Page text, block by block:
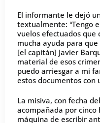
El informante le dejó
textualmente: “Tengo
vuelos efectuados que
mucha ayuda para
[el capitán] Javier
material de esos
puedo arriesgar a mi
estos documentos con
La misiva, con fecha
acompañada por cinco
máquina de escribir